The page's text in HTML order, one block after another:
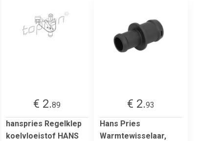
€ 2.89
hanspries Regelklep
koelvloeistof HANS
€ 2.93
Hans Pries
Warmtewisselaar,